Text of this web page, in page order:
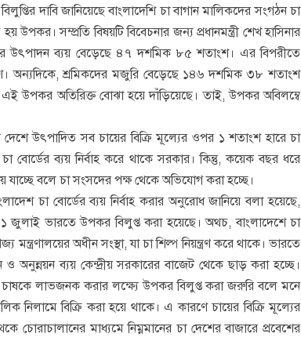
দাবি জানিয়েছে বাংলাদেশি চা বাগান মালিকদের সংগঠন চা
সম্প্রতি বিষয়টি বিবেচনার জন্য প্রধানমন্ত্রী শেখ হাসিনার
উৎপাদন ব্যয় বেড়েছে ৪৭ দশমিক ৮৫ শতাংশ। এর বিপরীতে
অন্যদিকে, শ্রমিকদের মজুরি বেড়েছে ১৪৬ দশমিক ৩৮ শতাংশ
উপকর অতিরিক্ত বোঝা হয়ে দাঁড়িয়েছে। তাই, উপকর অবিলম্বে
উৎপাদিত সব চায়ের বিক্রি মূল্যের ওপর ১ শতাংশ হারে চা
ব্যয় নির্বাহ করে থাকে সরকার। কিন্তু, কয়েক বছর ধরে
যাচ্ছে বলে চা সংসদের পক্ষ থেকে অভিযোগ করা হচ্ছে।
চা বোর্ডের ব্যয় নির্বাহ করার অনুরোধ জানিয়ে বলা হয়েছে,
জুলাই ভারতে উপকর বিলুপ্ত করা হয়েছে। অথচ, বাংলাদেশে চা
মন্ত্রণালয়ের অধীন সংস্থা, যা চা শিল্প নিয়ন্ত্রণ করে থাকে। ভারতে
অনুন্নয়ন ব্যয় কেন্দ্রীয় সরকারের বাজেট থেকে ছাড় করা হচ্ছে।
চাষকে লাভজনক করার লক্ষ্যে উপকর বিলুপ্ত করা জরুরি বলে মনে
নিলামে বিক্রি করা হয়ে থাকে। এ কারণে চায়ের বিক্রি মূল্যের
চোরাচালানের মাধ্যমে নিম্নমানের চা দেশের বাজারে প্রবেশের